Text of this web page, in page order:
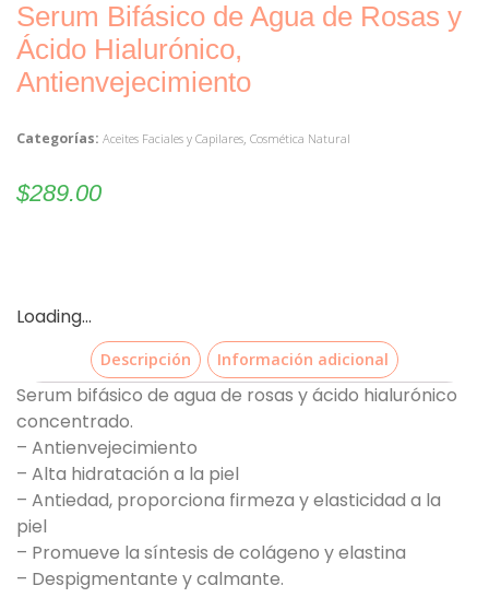
Serum Bifásico de Agua de Rosas y
Ácido Hialurónico,
Antienvejecimiento
Categorías: Aceites Faciales y Capilares, Cosmética Natural
$289.00
Loading...
Descripción Información adicional
Serum bifásico de agua de rosas y ácido hialurónico
concentrado.
– Antienvejecimiento
– Alta hidratación a la piel
– Antiedad, proporciona firmeza y elasticidad a la
piel
– Promueve la síntesis de colágeno y elastina
– Despigmentante y calmante.